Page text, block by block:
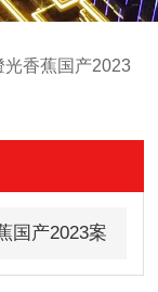
光香蕉国产2023
国产2023案